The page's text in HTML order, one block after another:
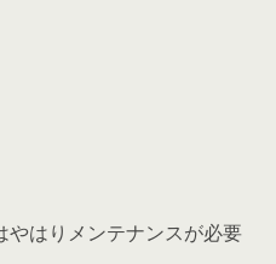
やはりメンテナンスが必要